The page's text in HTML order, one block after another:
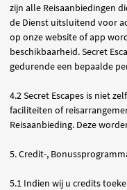
zijn alle Reisaanbiedingen
de Dienst uitsluitend voor
op onze website of app
beschikbaarheid. Secret
gedurende een bepaalde
4.2 Secret Escapes is niet
faciliteiten of
Reisaanbieding. Deze
5. Credit-,
5.1 Indien wij u credits